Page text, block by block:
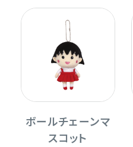
ボールチェーンマ
スコット